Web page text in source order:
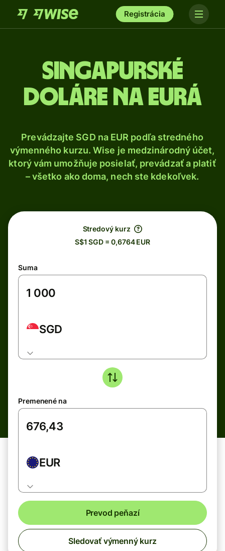
Registrácia
Singapurské
doláre na eurá
Prevádzajte SGD na EUR podľa stredného
výmenného kurzu. Wise je medzinárodný účet,
ktorý vám umožňuje posielať, prevádzať a platiť
– všetko ako doma, nech ste kdekoľvek.
Stredový kurz
S$1 SGD = 0,6764 EUR
Suma
SGD
Premenené na
EUR
Prevod peňazí
Sledovať výmenný kurz